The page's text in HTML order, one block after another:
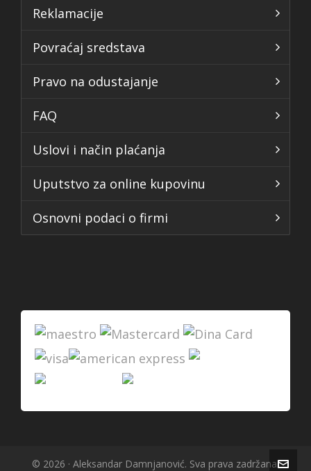
Reklamacije
Povraćaj sredstava
Pravo na odustajanje
FAQ
Uslovi i način plaćanja
Uputstvo za online kupovinu
Osnovni podaci o firmi
© 2026 · Aleksandar Damnjanović. Sva prava zadržana.